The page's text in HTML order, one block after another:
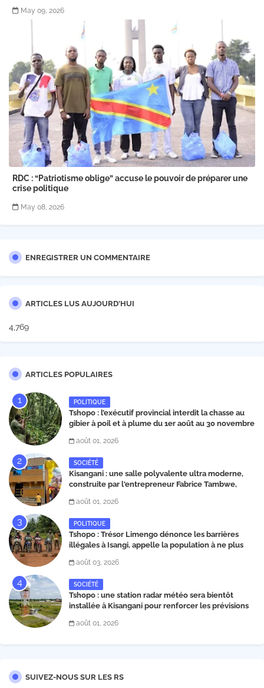
May 09, 2026
RDC : “Patriotisme oblige” accuse le pouvoir de préparer une
crise politique
May 08, 2026
ENREGISTRER UN COMMENTAIRE
ARTICLES LUS AUJOURD'HUI
4,769
ARTICLES POPULAIRES
POLITIQUE
Tshopo : l’exécutif provincial interdit la chasse au
gibier à poil et à plume du 1er août au 30 novembre
août 01, 2026
SOCIÉTÉ
Kisangani : une salle polyvalente ultra moderne,
construite par l'entrepreneur Fabrice Tambwe,
août 01, 2026
POLITIQUE
Tshopo : Trésor Limengo dénonce les barrières
illégales à Isangi, appelle la population à ne plus
août 03, 2026
SOCIÉTÉ
Tshopo : une station radar météo sera bientôt
installée à Kisangani pour renforcer les prévisions
août 01, 2026
SUIVEZ-NOUS SUR LES RS